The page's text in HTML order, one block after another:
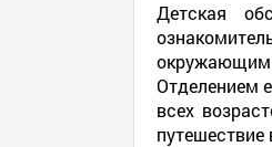
Детская
окружающим
Отделением
всех